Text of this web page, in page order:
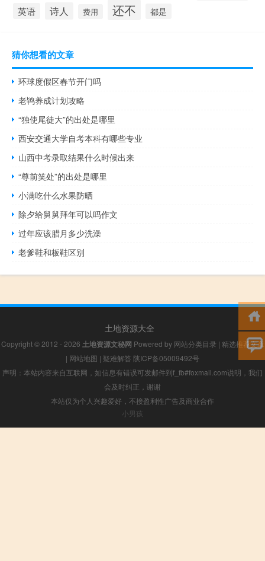
英语 诗人 费用 还不 都是
猜你想看的文章
环球度假区春节开门吗
老鸨养成计划攻略
“独使尾徒大”的出处是哪里
西安交通大学自考本科有哪些专业
山西中考录取结果什么时候出来
“尊前笑处”的出处是哪里
小满吃什么水果防晒
除夕给舅舅拜年可以吗作文
过年应该腊月多少洗澡
老爹鞋和板鞋区别
土地资源大全
Copyright © 2012 - 2026 土地资源文秘网 Powered by 网站分类目录 | 精选推荐文章
| 网站地图 | 疑难解答 陕ICP备05009492号
声明：本站内容来自互联网，如信息有错误可发邮件到f_fb#foxmail.com说明，我们
会及时纠正，谢谢
本站仅为个人兴趣爱好，不接盈利性广告及商业合作
小男孩